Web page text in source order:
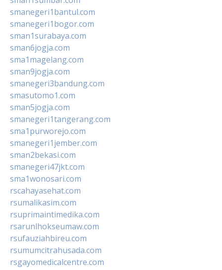
smanegeri1bantul.com
smanegeri1bogor.com
sman1surabaya.com
sman6jogja.com
sma1magelang.com
sman9jogja.com
smanegeri3bandung.com
smasutomo1.com
sman5jogja.com
smanegeri1tangerang.com
sma1purworejo.com
smanegeri1jember.com
sman2bekasi.com
smanegeri47jkt.com
sma1wonosari.com
rscahayasehat.com
rsumalikasim.com
rsuprimaintimedika.com
rsarunlhokseumaw.com
rsufauziahbireu.com
rsumumcitrahusada.com
rsgayomedicalcentre.com